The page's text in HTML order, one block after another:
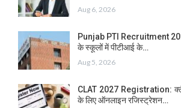
Aug 6, 2026
Punjab PTI Recruitment
के स्कूलों में पीटीआई के…
Aug 5, 2026
CLAT 2027 Registration:
के लिए ऑनलाइन रजिस्ट्रेशन…